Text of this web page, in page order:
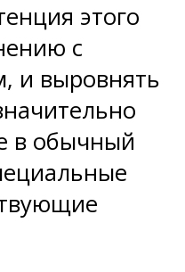
этого
с
и выровнять
в обычный